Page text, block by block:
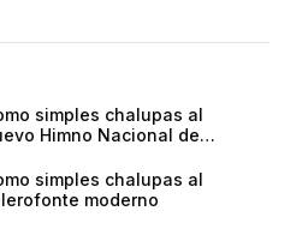
simples chalupas al
Himno Nacional de
simples chalupas al
moderno